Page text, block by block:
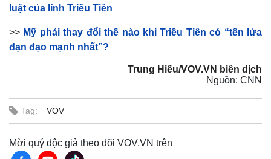
luật của lính Triều Tiên
>> Mỹ phải thay đổi thế nào khi Triều Tiên có “tên lửa
đạn đạo mạnh nhất”?
Trung Hiếu/VOV.VN biên dịch
Nguồn: CNN
Tag: VOV
Mời quý độc giả theo dõi VOV.VN trên